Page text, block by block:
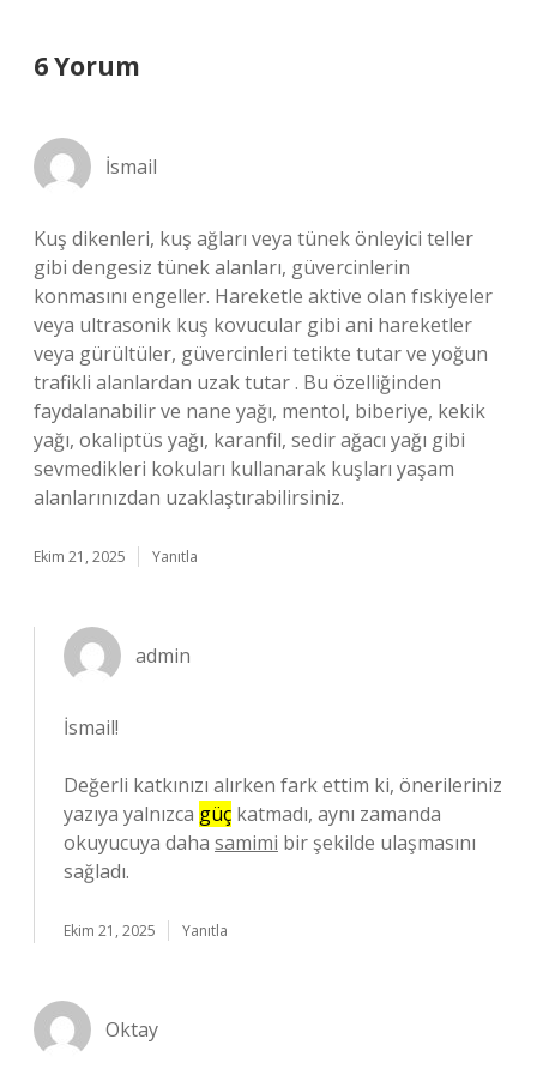
6 Yorum
İsmail
Kuş dikenleri, kuş ağları veya tünek önleyici teller
gibi dengesiz tünek alanları, güvercinlerin
konmasını engeller. Hareketle aktive olan fıskiyeler
veya ultrasonik kuş kovucular gibi ani hareketler
veya gürültüler, güvercinleri tetikte tutar ve yoğun
trafikli alanlardan uzak tutar . Bu özelliğinden
faydalanabilir ve nane yağı, mentol, biberiye, kekik
yağı, okaliptüs yağı, karanfil, sedir ağacı yağı gibi
sevmedikleri kokuları kullanarak kuşları yaşam
alanlarınızdan uzaklaştırabilirsiniz.
Ekim 21, 2025 Yanıtla
admin
İsmail!
Değerli katkınızı alırken fark ettim ki, önerileriniz
yazıya yalnızca güç katmadı, aynı zamanda
okuyucuya daha samimi bir şekilde ulaşmasını
sağladı.
Ekim 21, 2025 Yanıtla
Oktay